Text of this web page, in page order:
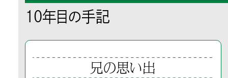
ABOUT
わたしたちについて
10年目の手記
兄の思い出